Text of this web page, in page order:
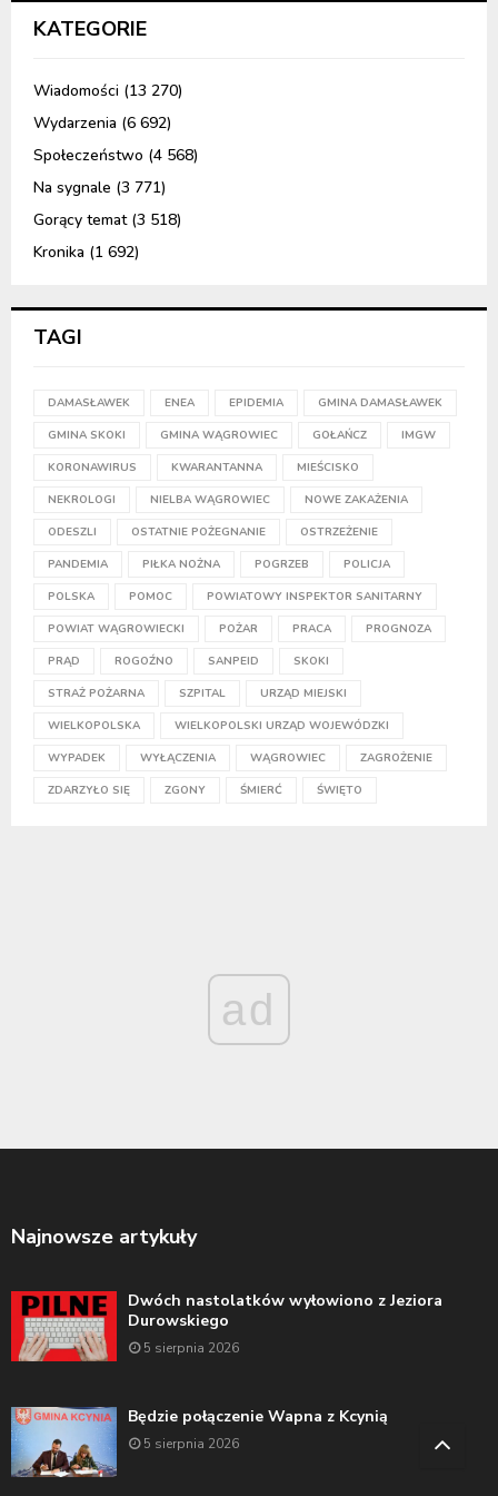
KATEGORIE
Wiadomości (13 270)
Wydarzenia (6 692)
Społeczeństwo (4 568)
Na sygnale (3 771)
Gorący temat(3 518)
Kronika (1 692)
TAGI
DAMASŁAWEK ENEA EPIDEMIA GMINA DAMASŁAWEK
GMINA SKOKI GMINA WĄGROWIEC GOŁAŃCZ IMGW
KORONAWIRUS KWARANTANNA MIEŚCISKO
NEKROLOGI NIELBA WĄGROWIEC NOWE ZAKAŻENIA
ODESZLI OSTATNIE POŻEGNANIE OSTRZEŻENIE
PANDEMIA PIŁKA NOŻNA POGRZEB POLICJA
POLSKA POMOC POWIATOWY INSPEKTOR SANITARNY
POWIAT WĄGROWIECKI POŻAR PRACA PROGNOZA
PRĄD ROGOŹNO SANPEID SKOKI
STRAŻ POŻARNA SZPITAL URZĄD MIEJSKI
WIELKOPOLSKA WIELKOPOLSKI URZĄD WOJEWÓDZKI
WYPADEK WYŁĄCZENIA WĄGROWIEC ZAGROŻENIE
ZDARZYŁO SIĘ ZGONY ŚMIERĆ ŚWIĘTO
ad
Najnowsze artykuły
Dwóch nastolatków wyłowiono z Jeziora
Durowskiego
5 sierpnia 2026
Będzie połączenie Wapna z Kcynią
5 sierpnia 2026